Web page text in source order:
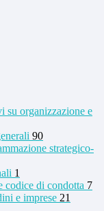
su organizzazione e
90
strategico-
1
codice di condotta 7
e imprese 21